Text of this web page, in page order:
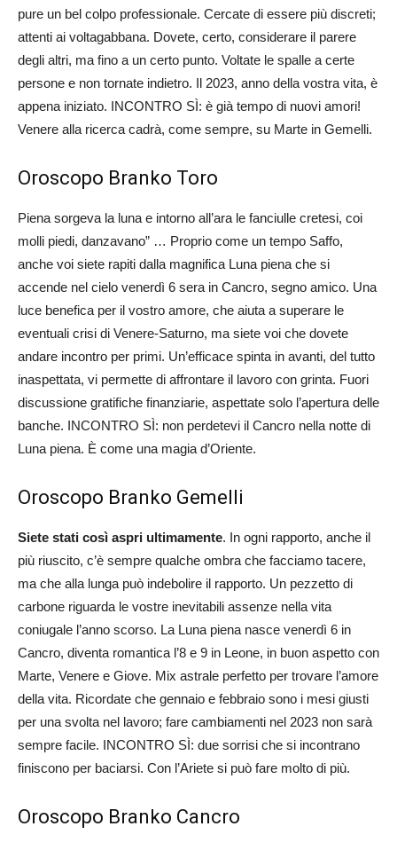
pure un bel colpo professionale. Cercate di essere più discreti;
attenti ai voltagabbana. Dovete, certo, considerare il parere
degli altri, ma fino a un certo punto. Voltate le spalle a certe
persone e non tornate indietro. Il 2023, anno della vostra vita, è
appena iniziato. INCONTRO SÌ: è già tempo di nuovi amori!
Venere alla ricerca cadrà, come sempre, su Marte in Gemelli.
Oroscopo Branko Toro
Piena sorgeva la luna e intorno all’ara le fanciulle cretesi, coi
molli piedi, danzavano” … Proprio come un tempo Saffo,
anche voi siete rapiti dalla magnifica Luna piena che si
accende nel cielo venerdì 6 sera in Cancro, segno amico. Una
luce benefica per il vostro amore, che aiuta a superare le
eventuali crisi di Venere-Saturno, ma siete voi che dovete
andare incontro per primi. Un’efficace spinta in avanti, del tutto
inaspettata, vi permette di affrontare il lavoro con grinta. Fuori
discussione gratifiche finanziarie, aspettate solo l’apertura delle
banche. INCONTRO SÌ: non perdetevi il Cancro nella notte di
Luna piena. È come una magia d’Oriente.
Oroscopo Branko Gemelli
Siete stati così aspri ultimamente. In ogni rapporto, anche il
più riuscito, c’è sempre qualche ombra che facciamo tacere,
ma che alla lunga può indebolire il rapporto. Un pezzetto di
carbone riguarda le vostre inevitabili assenze nella vita
coniugale l’anno scorso. La Luna piena nasce venerdì 6 in
Cancro, diventa romantica l’8 e 9 in Leone, in buon aspetto con
Marte, Venere e Giove. Mix astrale perfetto per trovare l’amore
della vita. Ricordate che gennaio e febbraio sono i mesi giusti
per una svolta nel lavoro; fare cambiamenti nel 2023 non sarà
sempre facile. INCONTRO SÌ: due sorrisi che si incontrano
finiscono per baciarsi. Con l’Ariete si può fare molto di più.
Oroscopo Branko Cancro